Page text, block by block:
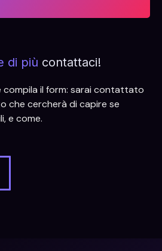
di più contattaci!
compila il form: sarai contattato
che cercherà di capire se
e come.